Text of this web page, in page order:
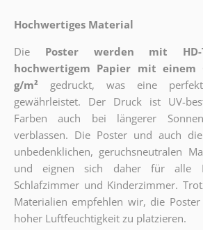
Hochwertiges Material
Die
Poster werden mit HD-
hochwertigem Papier mit einem
g/m²
gedruckt, was eine
gewährleistet. Der Druck ist UV-
Farben auch bei längerer
verblassen. Die Poster und auch
unbedenklichen, geruchsneutralen
und eignen sich daher für alle
Schlafzimmer und Kinderzimmer.
Materialien empfehlen wir, die
hoher Luftfeuchtigkeit zu platzieren.